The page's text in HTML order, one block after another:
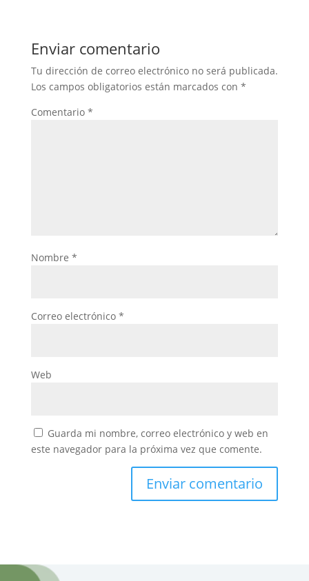
Enviar comentario
Tu dirección de correo electrónico no será publicada.
Los campos obligatorios están marcados con *
Comentario *
Nombre *
Correo electrónico *
Web
Guarda mi nombre, correo electrónico y web en
este navegador para la próxima vez que comente.